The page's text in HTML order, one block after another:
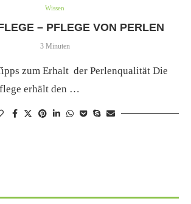
Wissen
– PFLEGE VON PERLEN
3 Minuten
zum Erhalt der Perlenqualität Die
erhält den …